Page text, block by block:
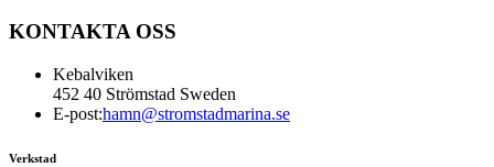
KONTAKTA OSS
Kebalviken
452 40 Strömstad Sweden
E-post:hamn@stromstadmarina.se
Verkstad